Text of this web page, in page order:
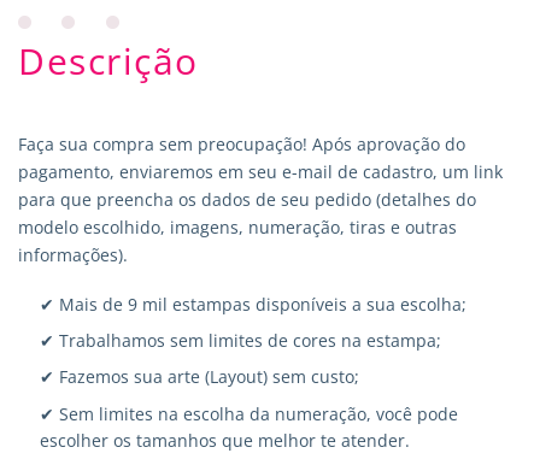
Descrição
Faça sua compra sem preocupação! Após aprovação do
pagamento, enviaremos em seu e-mail de cadastro, um link
para que preencha os dados de seu pedido (detalhes do
modelo escolhido, imagens, numeração, tiras e outras
informações).
✔ Mais de 9 mil estampas disponíveis a sua escolha;
✔ Trabalhamos sem limites de cores na estampa;
✔ Fazemos sua arte (Layout) sem custo;
✔ Sem limites na escolha da numeração, você pode
escolher os tamanhos que melhor te atender.